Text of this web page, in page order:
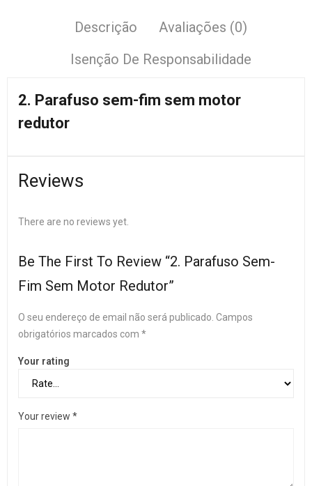
Descrição
Avaliações (0)
Isenção De Responsabilidade
2. Parafuso sem-fim sem motor
redutor
Reviews
There are no reviews yet.
Be The First To Review “2. Parafuso Sem-
Fim Sem Motor Redutor”
O seu endereço de email não será publicado. Campos
obrigatórios marcados com *
Your rating
Your review *